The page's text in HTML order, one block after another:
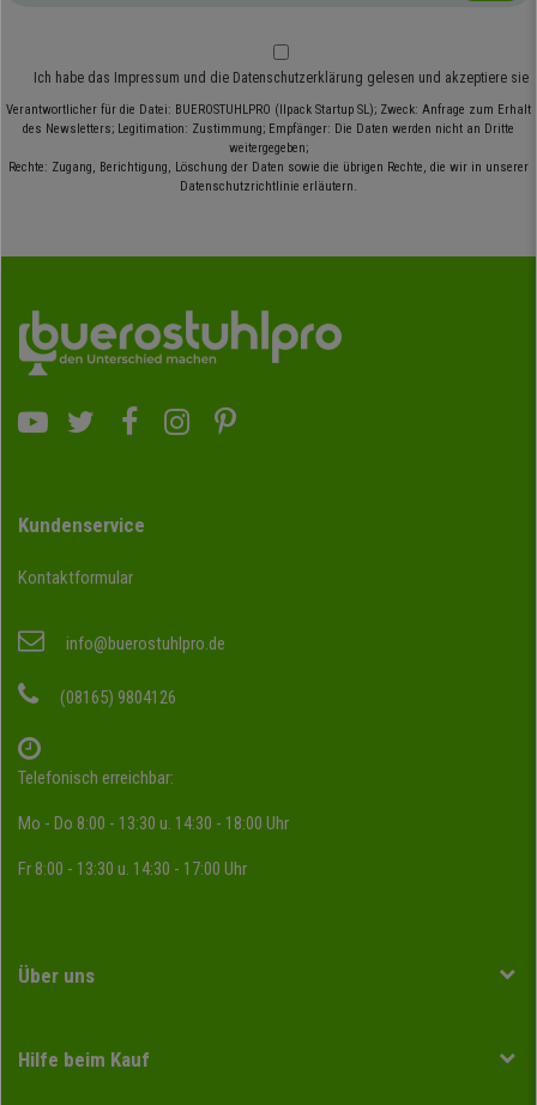
Ich habe das Impressum und die Datenschutzerklärung gelesen und akzeptiere sie
Verantwortlicher für die Datei: BUEROSTUHLPRO (Ilpack Startup SL); Zweck: Anfrage zum Erhalt
des Newsletters; Legitimation: Zustimmung; Empfänger: Die Daten werden nicht an Dritte
weitergegeben;
Rechte: Zugang, Berichtigung, Löschung der Daten sowie die übrigen Rechte, die wir in unserer
Datenschutzrichtlinie erläutern.
Kundenservice
Kontaktformular
info@buerostuhlpro.de
(08165) 9804126
Telefonisch erreichbar:
Mo - Do 8:00 - 13:30 u. 14:30 - 18:00 Uhr
Fr 8:00 - 13:30 u. 14:30 - 17:00 Uhr
Über uns
Hilfe beim Kauf